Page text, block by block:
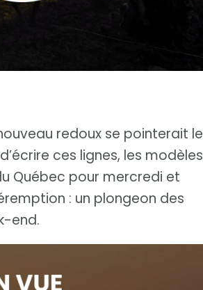
redoux se pointerait le
ces lignes, les modèles
Québec pour mercredi et
: un plongeon des
end.